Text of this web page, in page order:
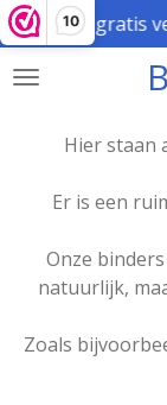
10
Ga
direct
naar
hoofdinhoud
gratis
Hier staan
Er is een
Onze
natuurlijk,
Zoals